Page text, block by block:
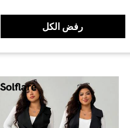
رفض الكل